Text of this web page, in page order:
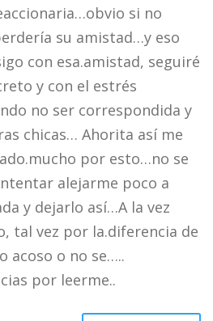
si no
su amistad…y eso
con esa.amistad, seguiré
y con el estrés
no ser correspondida y
chicas… Ahorita así me
por esto…no se
alejarme poco a
y dejarlo así…A la vez
tal vez por la.diferencia de
acoso o no se…..
por leerme..